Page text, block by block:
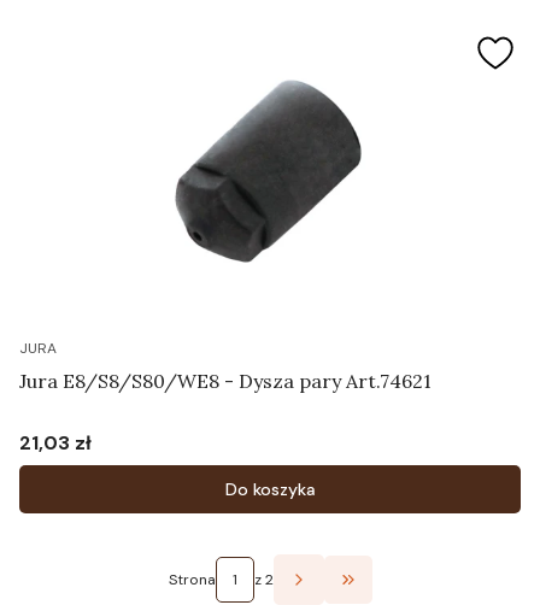
JURA
Jura E8/S8/S80/WE8 - Dysza pary Art.74621
Cena
21,03 zł
Do koszyka
Strona z 2 Przejdź do ostatniej